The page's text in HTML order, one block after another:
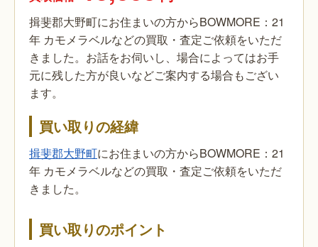
揖斐郡大野町にお住まいの方からBOWMORE：21
年 カモメラベルなどの買取・査定ご依頼をいただ
きました。お話をお伺いし、場合によってはお手
元に残した方が良いなどご案内する場合もござい
ます。
買い取りの経緯
揖斐郡大野町にお住まいの方からBOWMORE：21
年 カモメラベルなどの買取・査定ご依頼をいただ
きました。
買い取りのポイント